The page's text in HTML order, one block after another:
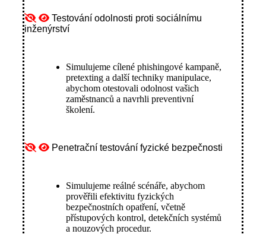
Testování odolnosti proti sociálnímu
inženýrství
Simulujeme cílené phishingové kampaně,
pretexting a další techniky manipulace,
abychom otestovali odolnost vašich
zaměstnanců a navrhli preventivní
školení.
Penetrační testování fyzické bezpečnosti
Simulujeme reálné scénáře, abychom
prověřili efektivitu fyzických
bezpečnostních opatření, včetně
přístupových kontrol, detekčních systémů
a nouzových procedur.